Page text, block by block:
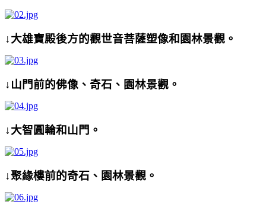
↓大雄寶殿後方的觀世音菩薩塑像和園林景觀。
↓山門前的佛像、奇石、園林景觀。
↓大智圓輪和山門。
↓聚緣樓前的奇石、園林景觀。